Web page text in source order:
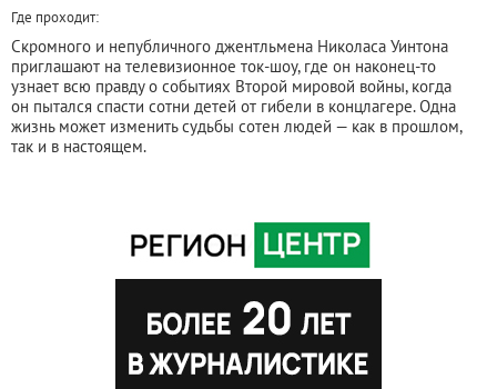
Где проходит:
Скромного и непубличного джентльмена Николаса Уинтона
приглашают на телевизионное ток-шоу, где он наконец-то
узнает всю правду о событиях Второй мировой войны, когда
он пытался спасти сотни детей от гибели в концлагере. Одна
жизнь может изменить судьбы сотен людей — как в прошлом,
так и в настоящем.